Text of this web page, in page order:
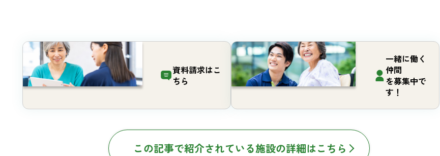
資料請求はこ
ちら
一緒に働く
仲間
を募集中で
す！
この記事で紹介されている施設の詳細はこちら